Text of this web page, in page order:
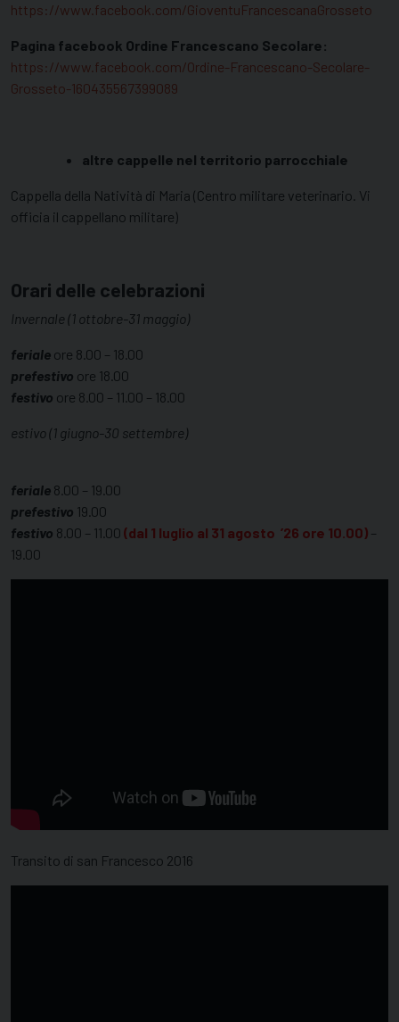
https://www.facebook.com/GioventuFrancescanaGrosseto
Pagina facebook Ordine Francescano Secolare:
https://www.facebook.com/Ordine-Francescano-Secolare-
Grosseto-160435567399089
altre cappelle nel territorio parrocchiale
Cappella della Natività di Maria (Centro militare veterinario. Vi
officia il cappellano militare)
Orari delle celebrazioni
Invernale (1 ottobre-31 maggio)
feriale ore 8.00 – 18.00
prefestivo ore 18.00
festivo ore 8.00 – 11.00 – 18.00
estivo (1 giugno-30 settembre)
feriale 8.00 – 19.00
prefestivo 19.00
festivo 8.00 – 11.00 (dal 1 luglio al 31 agosto ’26 ore 10.00) –
19.00
Transito di san Francesco 2016